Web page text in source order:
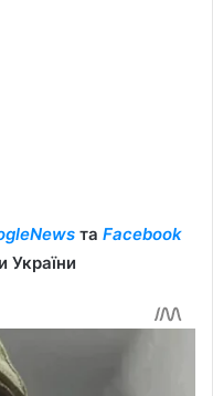
та Facebook
України